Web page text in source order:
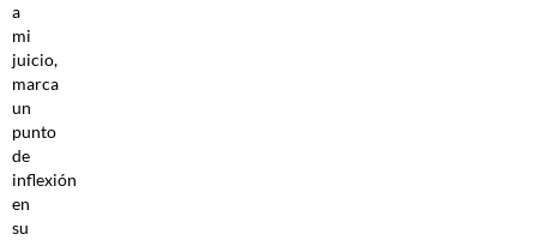
a
mi
juicio,
marca
un
punto
de
inflexión
en
su